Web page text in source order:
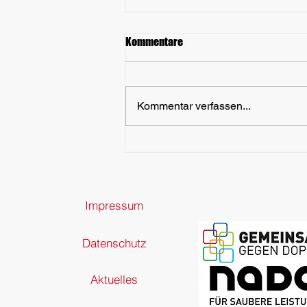
Kommentare
Kommentar verfassen...
Impressum
Datenschutz
Aktuelles